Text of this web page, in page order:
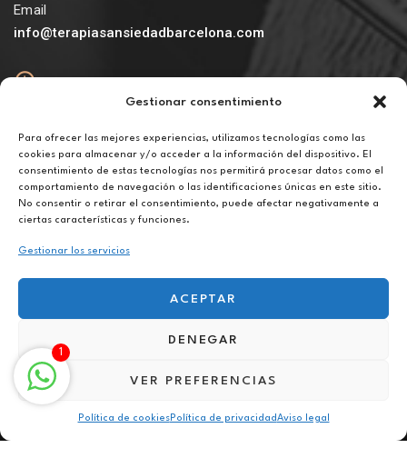
Gestionar consentimiento
Para ofrecer las mejores experiencias, utilizamos tecnologías como las
cookies para almacenar y/o acceder a la información del dispositivo. El
consentimiento de estas tecnologías nos permitirá procesar datos como el
comportamiento de navegación o las identificaciones únicas en este sitio.
No consentir o retirar el consentimiento, puede afectar negativamente a
ciertas características y funciones.
Gestionar los servicios
ACEPTAR
DENEGAR
VER PREFERENCIAS
Política de cookiesPolítica de privacidadAviso legal
Email
info@terapiasansiedadbarcelona.com
De lunes a viernes de 10h a 20h
Aviso legal
Política de privacidad
Política de cookies
Terapia para la superación personal en El Ejido
1